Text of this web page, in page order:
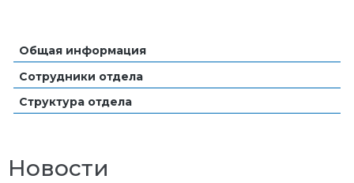
Общая информация
Сотрудники отдела
Структура отдела
Новости